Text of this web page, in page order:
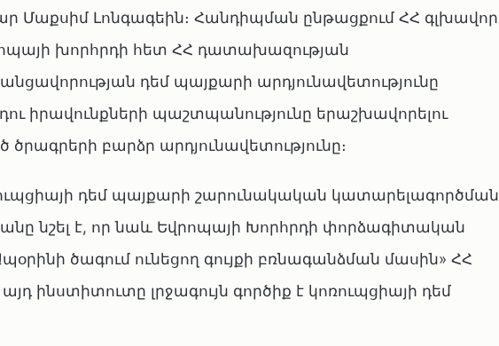
Լոնգագեին։ Հանդիպման ընթացքում ՀՀ գլխավոր
խորհրդի հետ ՀՀ դատախազության
դեմ պայքարի արդյունավետությունը
իրավունքների պաշտպանությունը երաշխավորելու
բարձր արդյունավետությունը։
դեմ պայքարի շարունակական կատարելագործման
նշել է, որ նաև Եվրոպայի Խորհրդի փորձագիտական
ծագում ունեցող գույքի բռնագանձման մասին» ՀՀ
ինստիտուտը լրջագույն գործիք է կոռուպցիայի դեմ